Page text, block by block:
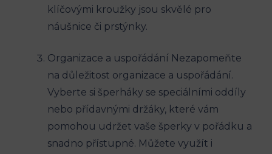
klíčovými kroužky jsou skvělé pro
náušnice či prstýnky.
Organizace a uspořádání Nezapomeňte
na důležitost organizace a uspořádání.
Vyberte si šperháky se speciálními oddíly
nebo přídavnými držáky, které vám
pomohou udržet vaše šperky v pořádku a
snadno přístupné. Můžete využít i